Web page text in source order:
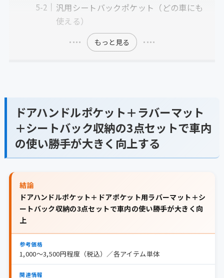
汎用シートバックポケット（どの車にも
使える）
もっと見る
ドアハンドルポケット＋ラバーマット
＋シートバック収納の3点セットで車内
の使い勝手が大きく向上する
結論
ドアハンドルポケット＋ドアポケット用ラバーマット＋シ
ートバック収納の3点セットで車内の使い勝手が大きく向
上
参考価格
1,000〜3,500円程度（税込）／各アイテム単体
関連情報